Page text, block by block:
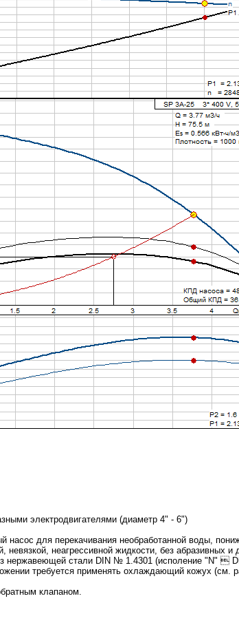
электродвигателями (диаметр 4" - 6")
насос для перекачивания необработанной воды,
невязкой, неагрессивной жидкости, без абразивных
нержавеющей стали DIN № 1.4301 (исполение "N" 
требуется применять охлаждающий кожух (см.
клапаном.